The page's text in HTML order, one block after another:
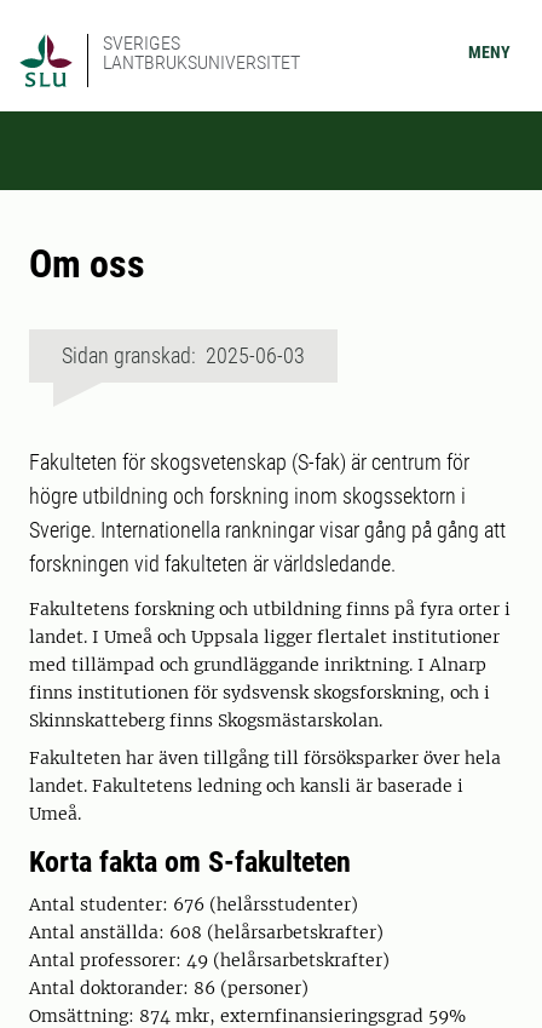
SVERIGES
LANTBRUKSUNIVERSITET
MENY
Om oss
Sidan granskad: 2025-06-03
Fakulteten för skogsvetenskap (S-fak) är centrum för
högre utbildning och forskning inom skogssektorn i
Sverige. Internationella rankningar visar gång på gång att
forskningen vid fakulteten är världsledande.
Fakultetens forskning och utbildning finns på fyra orter i
landet. I Umeå och Uppsala ligger flertalet institutioner
med tillämpad och grundläggande inriktning. I Alnarp
finns institutionen för sydsvensk skogsforskning, och i
Skinnskatteberg finns Skogsmästarskolan.
Fakulteten har även tillgång till försöksparker över hela
landet. Fakultetens ledning och kansli är baserade i
Umeå.
Korta fakta om S-fakulteten
Antal studenter: 676 (helårsstudenter)
Antal anställda: 608 (helårsarbetskrafter)
Antal professorer: 49 (helårsarbetskrafter)
Antal doktorander: 86 (personer)
Omsättning: 874 mkr, externfinansieringsgrad 59%